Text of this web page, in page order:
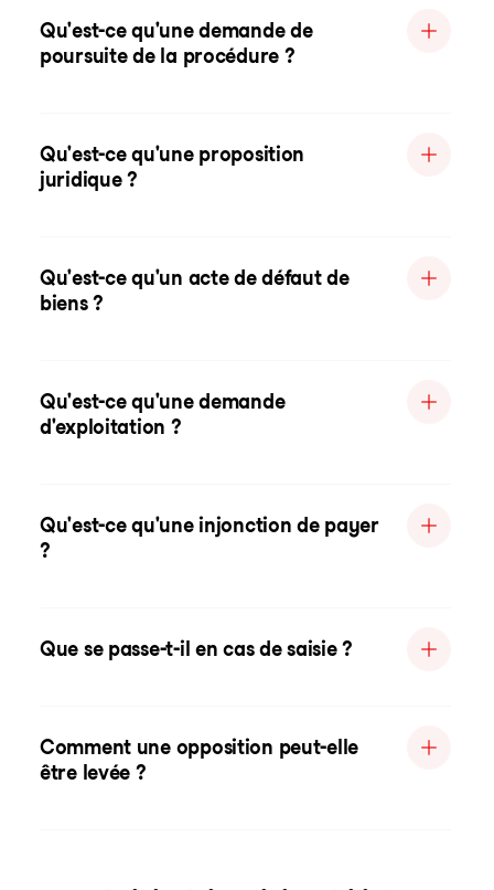
Qu'est-ce qu'une demande de
poursuite de la procédure ?
Qu'est-ce qu'une proposition
juridique ?
Qu'est-ce qu'un acte de défaut de
biens ?
Qu'est-ce qu'une demande
d'exploitation ?
Qu'est-ce qu'une injonction de payer
?
Que se passe-t-il en cas de saisie ?
Comment une opposition peut-elle
être levée ?